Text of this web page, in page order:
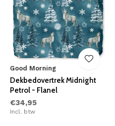
Good Morning
Dekbedovertrek Midnight
Petrol - Flanel
€34,95
Incl. btw